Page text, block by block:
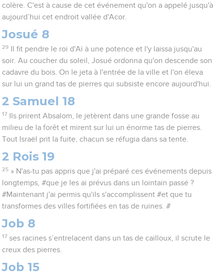
colère. C'est à cause de cet événement qu'on a appelé jusqu'à
aujourd’hui cet endroit vallée d'Acor.
Josué 8
29
Il fit pendre le roi d'Aï à une potence et l'y laissa jusqu'au
soir. Au coucher du soleil, Josué ordonna qu'on descende son
cadavre du bois. On le jeta à l'entrée de la ville et l'on éleva
sur lui un grand tas de pierres qui subsiste encore aujourd'hui.
2 Samuel 18
17
Ils prirent Absalom, le jetèrent dans une grande fosse au
milieu de la forêt et mirent sur lui un énorme tas de pierres.
Tout Israël prit la fuite, chacun se réfugia dans sa tente.
2 Rois 19
25 » N'as-tu pas appris que j'ai préparé ces événements depuis
longtemps, #que je les ai prévus dans un lointain passé ?
#Maintenant j'ai permis qu'ils s'accomplissent #et que tu
transformes des villes fortifiées en tas de ruines. #
Job 8
17 ses racines s’entrelacent dans un tas de cailloux, il scrute le
creux des pierres.
Job 15